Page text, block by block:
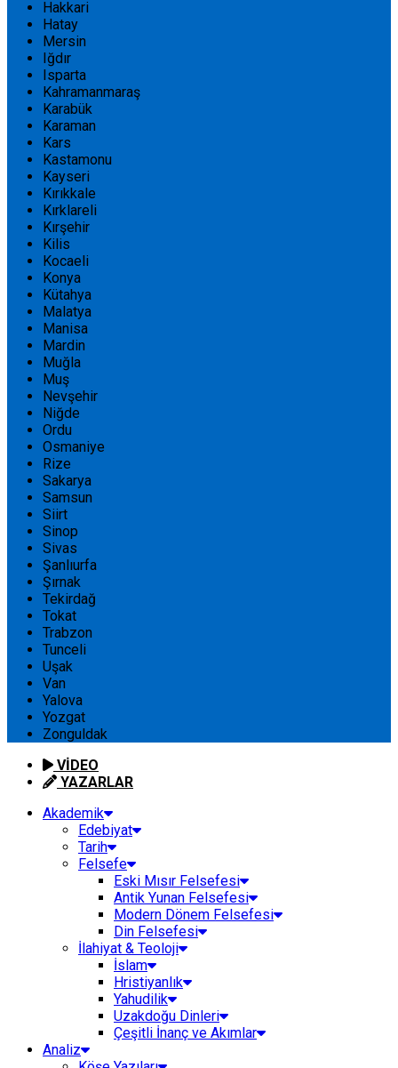
Hakkari
Hatay
Mersin
Iğdır
Isparta
Kahramanmaraş
Karabük
Karaman
Kars
Kastamonu
Kayseri
Kırıkkale
Kırklareli
Kırşehir
Kilis
Kocaeli
Konya
Kütahya
Malatya
Manisa
Mardin
Muğla
Muş
Nevşehir
Niğde
Ordu
Osmaniye
Rize
Sakarya
Samsun
Siirt
Sinop
Sivas
Şanlıurfa
Şırnak
Tekirdağ
Tokat
Trabzon
Tunceli
Uşak
Van
Yalova
Yozgat
Zonguldak
VİDEO
YAZARLAR
Akademik
Edebiyat
Tarih
Felsefe
Eski Mısır Felsefesi
Antik Yunan Felsefesi
Modern Dönem Felsefesi
Din Felsefesi
İlahiyat & Teoloji
İslam
Hristiyanlık
Yahudilik
Uzakdoğu Dinleri
Çeşitli İnanç ve Akımlar
Analiz